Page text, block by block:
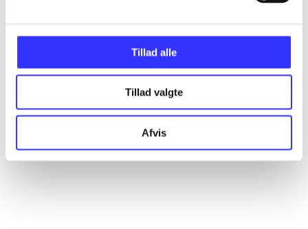
Tillad alle
Tillad valgte
Afvis